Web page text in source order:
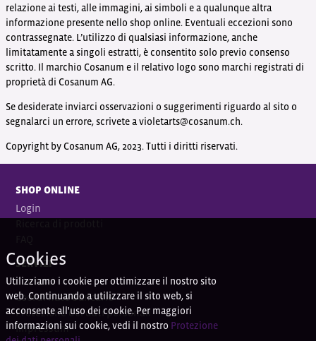
relazione ai testi, alle immagini, ai simboli e a qualunque altra
informazione presente nello shop online. Eventuali eccezioni sono
contrassegnate. L’utilizzo di qualsiasi informazione, anche
limitatamente a singoli estratti, è consentito solo previo consenso
scritto. Il marchio Cosanum e il relativo logo sono marchi registrati di
proprietà di Cosanum AG.
Se desiderate inviarci osservazioni o suggerimenti riguardo al sito o
segnalarci un errore, scrivete a violetarts@cosanum.ch.
Copyright by Cosanum AG, 2023. Tutti i diritti riservati.
SHOP ONLINE
Login
SERVIZI
Contatti
Coordinate bancarie
Protezione dei dati personali
Impressum
Cookies
Utilizziamo i cookie per ottimizzare il nostro sito
web. Continuando a utilizzare il sito web, si
acconsente all'uso dei cookie. Per maggiori
informazioni sui cookie, vedi il nostro Protezione